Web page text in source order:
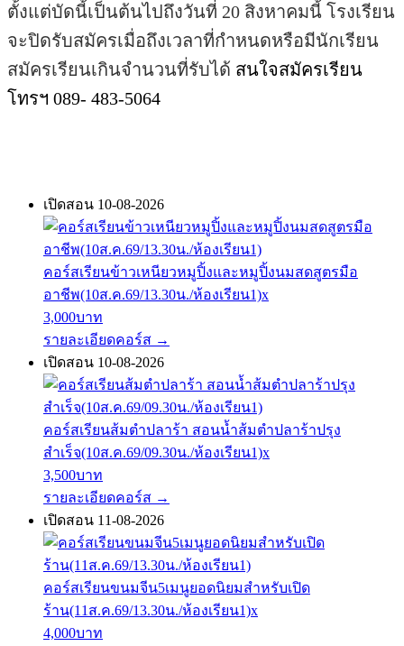
ตั้งแต่บัดนี้เป็นต้นไปถึงวันที่ 20 สิงหาคมนี้ โรงเรียน
จะปิดรับสมัครเมื่อถึงเวลาที่กำหนดหรือมีนักเรียน
สมัครเรียนเกินจำนวนที่รับได้ สนใจสมัครเรียน
โทรฯ 089- 483-5064
เปิดสอน 10-08-2026
คอร์สเรียนข้าวเหนียวหมูปิ้งและหมูปิ้งนมสดสูตรมือ
อาชีพ(10ส.ค.69/13.30น./ห้องเรียน1)x
3,000บาท
รายละเอียดคอร์ส →
เปิดสอน 10-08-2026
คอร์สเรียนส้มตำปลาร้า สอนน้ำส้มตำปลาร้าปรุง
สำเร็จ(10ส.ค.69/09.30น./ห้องเรียน1)x
3,500บาท
รายละเอียดคอร์ส →
เปิดสอน 11-08-2026
คอร์สเรียนขนมจีน5เมนูยอดนิยมสำหรับเปิด
ร้าน(11ส.ค.69/13.30น./ห้องเรียน1)x
4,000บาท